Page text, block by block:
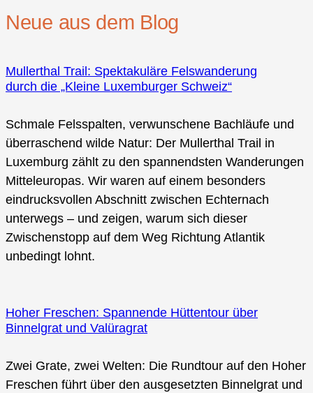
Neue aus dem Blog
Mullerthal Trail: Spektakuläre Felswanderung
durch die „Kleine Luxemburger Schweiz“
Schmale Felsspalten, verwunschene Bachläufe und
überraschend wilde Natur: Der Mullerthal Trail in
Luxemburg zählt zu den spannendsten Wanderungen
Mitteleuropas. Wir waren auf einem besonders
eindrucksvollen Abschnitt zwischen Echternach
unterwegs – und zeigen, warum sich dieser
Zwischenstopp auf dem Weg Richtung Atlantik
unbedingt lohnt.
Hoher Freschen: Spannende Hüttentour über
Binnelgrat und Valüragrat
Zwei Grate, zwei Welten: Die Rundtour auf den Hoher
Freschen führt über den ausgesetzten Binnelgrat und